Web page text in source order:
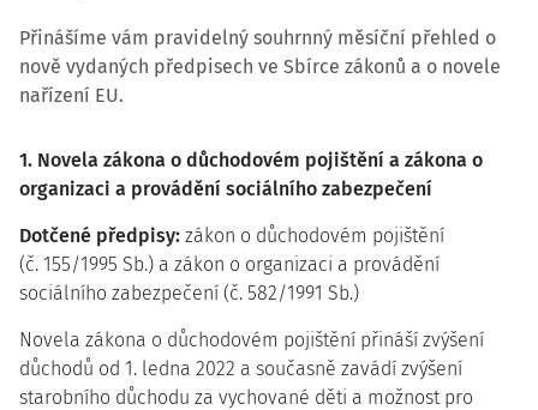
Přinášíme vám pravidelný souhrnný měsíční přehled o
nově vydaných předpisech ve Sbírce zákonů a o novele
nařízení EU.
1. Novela zákona o důchodovém pojištění a zákona o
organizaci a provádění sociálního zabezpečení
Dotčené předpisy: zákon o důchodovém pojištění
(č. 155/1995 Sb.) a zákon o organizaci a provádění
sociálního zabezpečení (č. 582/1991 Sb.)
Novela zákona o důchodovém pojištění přináší zvýšení
důchodů od 1. ledna 2022 a současně zavádí zvýšení
starobního důchodu za vychované děti a možnost pro